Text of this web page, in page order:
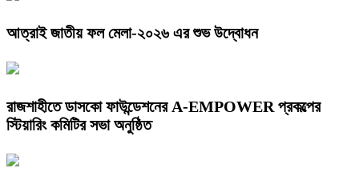
আত্রাই জাতীয় ফল মেলা-২০২৬ এর শুভ উদ্বোধন
রাজশাহীতে ডাসকো ফাউন্ডেশনের A-EMPOWER প্রকল্পের
স্টিয়ারিং কমিটির সভা অনুষ্ঠিত